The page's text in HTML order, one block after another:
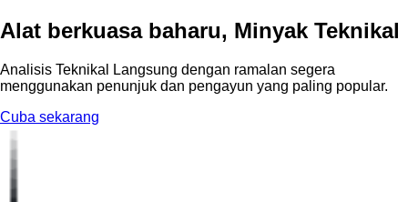
Alat berkuasa baharu, Minyak Teknikal
Analisis Teknikal Langsung dengan ramalan segera
menggunakan penunjuk dan pengayun yang paling popular.
Cuba sekarang